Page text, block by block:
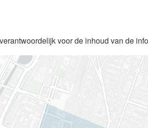
voor de inhoud van de